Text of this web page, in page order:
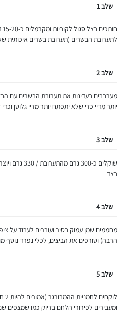
שלב 1
לתערובת הבשרים (תערובת בשרים איכותית
שלב 2
מערבבים בעדינות את תערובת הבשרים עם
יותר מדיי כדי שלא יתפתח יותר מדיי גלוטן
שלב 3
שוקלים כ-
בצד
שלב 4
הרבה) וטורפים את הביצים, לכלי נפרד נוסף
שלב 5
ומעבירים לפירורי הלחם בדיוק כמו שמצפים